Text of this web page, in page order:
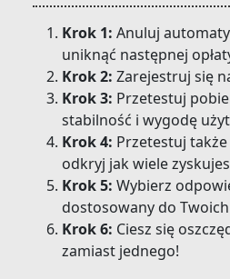
Krok 1: Anuluj
uniknąć następnej
Krok 2: Zarejestruj się
Krok 3: Przetestuj
stabilność i wygodę
Krok 4: Przetestuj
odkryj jak wiele
Krok 5: Wybierz
dostosowany do
Krok 6: Ciesz się
zamiast jednego!